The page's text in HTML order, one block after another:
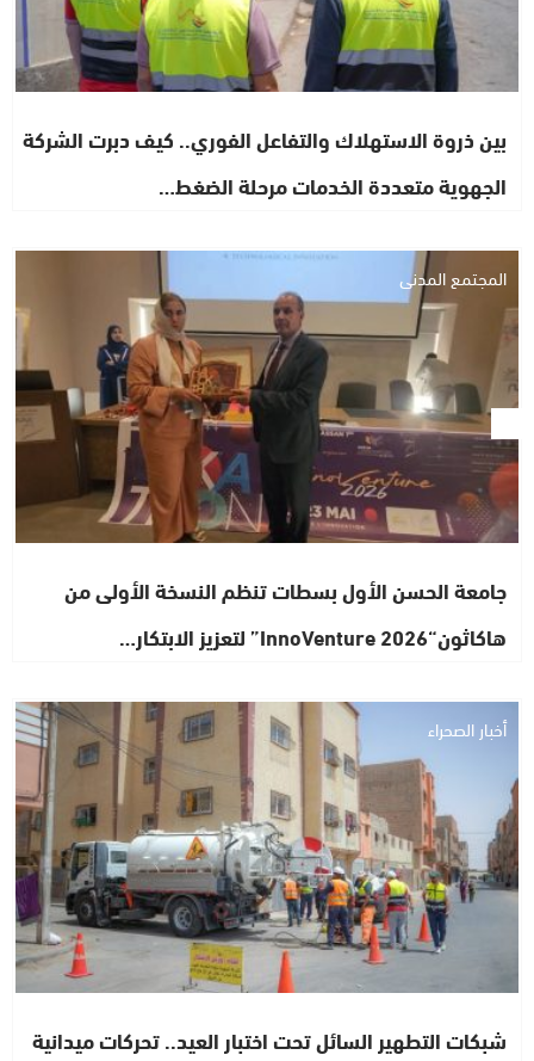
بين ذروة الاستهلاك والتفاعل الفوري.. كيف دبرت الشركة
الجهوية متعددة الخدمات مرحلة الضغط…
المجتمع المدني
جامعة الحسن الأول بسطات تنظم النسخة الأولى من
هاكاثون“InnoVenture 2026” لتعزيز الابتكار…
أخبار الصحراء
شبكات التطهير السائل تحت اختبار العيد.. تحركات ميدانية